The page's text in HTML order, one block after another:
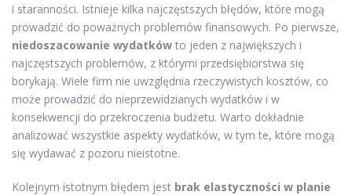
i staranności. Istnieje kilka najczęstszych błędów, które mogą
prowadzić do poważnych problemów finansowych. Po pierwsze,
niedoszacowanie wydatków to jeden z największych i
najczęstszych problemów, z którymi przedsiębiorstwa się
borykają. Wiele firm nie uwzględnia rzeczywistych kosztów, co
może prowadzić do nieprzewidzianych wydatków i w
konsekwencji do przekroczenia budżetu. Warto dokładnie
analizować wszystkie aspekty wydatków, w tym te, które mogą
się wydawać z pozoru nieistotne.
Kolejnym istotnym błędem jest brak elastyczności w planie